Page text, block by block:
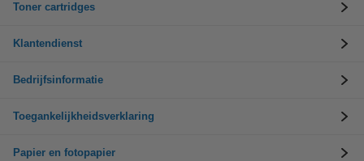
Toner cartridges
Klantendienst
Bedrijfsinformatie
Toegankelijkheidsverklaring
Papier en fotopapier